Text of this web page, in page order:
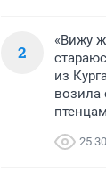
2
«Вижу
из
возила
25